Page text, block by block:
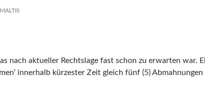
MALTIS
nach aktueller Rechtslage fast schon zu erwarten war.
innerhalb kürzester Zeit gleich fünf (5)